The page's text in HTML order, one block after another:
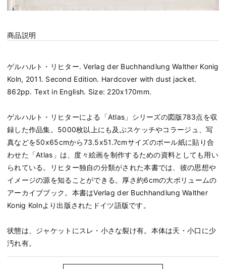
商品説明
ゲルハルト・リヒター. Verlag der Buchhandlung Walther Konig
Koln, 2011. Second Edition. Hardcover with dust jacket.
862pp. Text in English. Size: 220x170mm.
ゲルハルト・リヒターによる「Atlas」シリーズの図版783点を収
録した作品集。5000枚以上にも及ぶスケッチやコラージュ、写
真などを50x65cmから73.5x51.7cmサイズのボール紙に貼り合
わせた「Atlas」は、度々絵画を制作するための資料としても用い
られている。リヒター独自の分類がされた本書では、彼の思想や
イメージの源を知ることができる。厚さ約6cmの大ボリュームの
アーカイブブック。本書はVerlag der Buchhandlung Walther
Konig Kolnより出版されたドイツ語版です。
状態は、ジャケットにスレ・小さな裂け有。本体は天・小口に少
汚れ有。